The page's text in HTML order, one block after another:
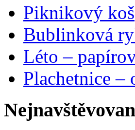
Piknikový koš
Bublinková
Léto –
Plachetnice –